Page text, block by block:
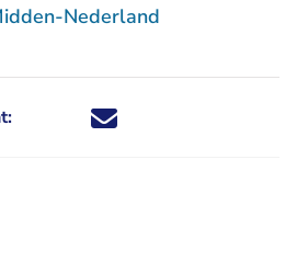
Nederland
Deel dit nieuwsbericht via X -
Deel dit nieuwsbericht via
Deel dit nieuwsbericht
Deel dit